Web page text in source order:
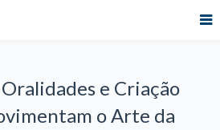
e Criação
o Arte da